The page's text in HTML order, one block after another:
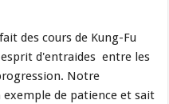
des cours de Kung-Fu
d'entraides  entre les
Notre
de patience et sait